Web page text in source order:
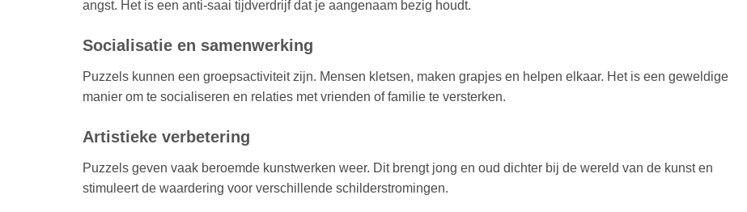
angst. Het is een anti-saai tijdverdrijf dat je aangenaam bezig houdt.
Socialisatie en samenwerking
Puzzels kunnen een groepsactiviteit zijn. Mensen kletsen, maken grapjes en helpen elkaar. Het is een geweldige
manier om te socialiseren en relaties met vrienden of familie te versterken.
Artistieke verbetering
Puzzels geven vaak beroemde kunstwerken weer. Dit brengt jong en oud dichter bij de wereld van de kunst en
stimuleert de waardering voor verschillende schilderstromingen.